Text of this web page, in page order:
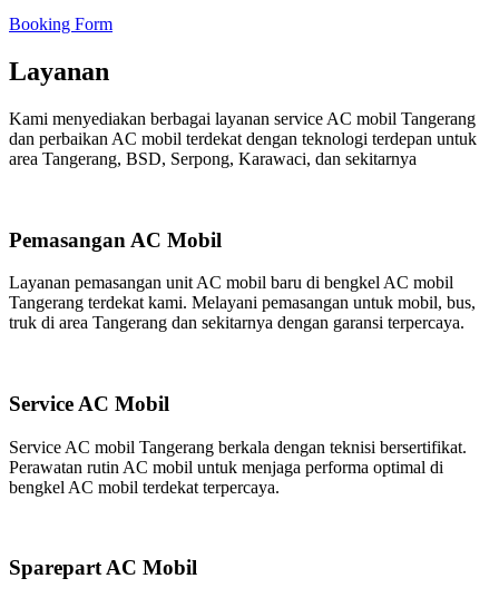
Booking Form
Layanan
Kami menyediakan berbagai layanan service AC mobil Tangerang
dan perbaikan AC mobil terdekat dengan teknologi terdepan untuk
area Tangerang, BSD, Serpong, Karawaci, dan sekitarnya
Pemasangan AC Mobil
Layanan pemasangan unit AC mobil baru di bengkel AC mobil
Tangerang terdekat kami. Melayani pemasangan untuk mobil, bus,
truk di area Tangerang dan sekitarnya dengan garansi terpercaya.
Service AC Mobil
Service AC mobil Tangerang berkala dengan teknisi bersertifikat.
Perawatan rutin AC mobil untuk menjaga performa optimal di
bengkel AC mobil terdekat terpercaya.
Sparepart AC Mobil